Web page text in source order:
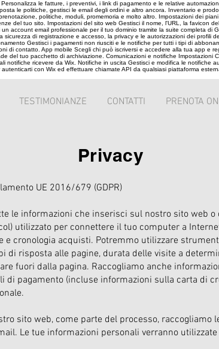
le fatture, i preventivi, i link di pagamento e le relative
le politiche, gestisci le email degli ordini e altro ancora. Inventario e
politiche, moduli, promemoria e molto altro. Impostazioni dei
del tuo sito. Impostazioni del sito web Gestisci il nome, l'URL, la favicon
account email professionale per il tuo dominio tramite la suite completa
di registrazione e accesso, la privacy e le autorizzazioni dei profili
Gestisci i pagamenti non riusciti e le notifiche per tutti i tipi di
di contatto. App mobile Scegli chi può iscriversi e accedere alla tua app
del tuo pacchetto di archiviazione. Comunicazioni e notifiche
ricevere da Wix. Notifiche in uscita Gestisci e modifica le
con Wix ed effettuare chiamate API da qualsiasi piattaforma
TESTIMONIANZE CONTATTI PRENOTA
Privacy
UE 2016/679 (GDPR)
le informazioni che inserisci sul nostro sito web
utilizzato per connettere il tuo computer a
e cronologia acquisti. Potremmo utilizzare
di risposta alle pagine, durata delle visite a
fuori dalla pagina. Raccogliamo anche
di pagamento (incluse informazioni sulla carta di
sito web, come parte del processo,
Le tue informazioni personali verranno